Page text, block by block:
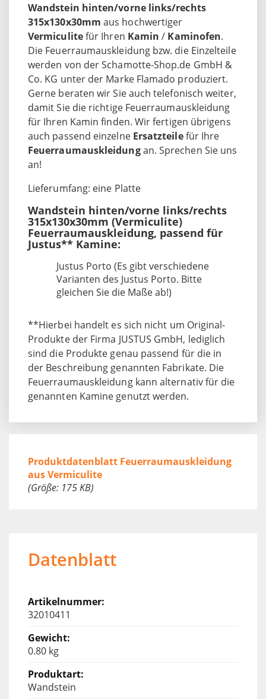
Wandstein hinten/vorne links/rechts
315x130x30mmaus hochwertiger
Vermiculitefür Ihren Kamin/ Kaminofen.
Die Feuerraumauskleidung bzw. die Einzelteile
werden von der Schamotte-Shop.de GmbH &
Co. KG unter der Marke Flamado produziert.
Gerne beraten wir Sie auch telefonisch weiter,
damit Sie die richtige Feuerraumauskleidung
für Ihren Kamin finden. Wir fertigen übrigens
auch passend einzelne Ersatzteilefür Ihre
Feuerraumauskleidungan. Sprechen Sie uns
an!
Lieferumfang: eine Platte
Wandstein hinten/vorne links/rechts
315x130x30mm (Vermiculite)
Feuerraumauskleidung, passend für
Justus** Kamine:
Justus Porto (Es gibt verschiedene
Varianten des Justus Porto. Bitte
gleichen Sie die Maße ab!)
**Hierbei handelt es sich nicht um Original-
Produkte der Firma JUSTUS GmbH, lediglich
sind die Produkte genau passend für die in
der Beschreibung genannten Fabrikate. Die
Feuerraumauskleidung kann alternativ für die
genannten Kamine genutzt werden.
Produktdatenblatt Feuerraumauskleidung
aus Vermiculite
(Größe: 175 KB)
Datenblatt
32010411
0.80 kg
Wandstein